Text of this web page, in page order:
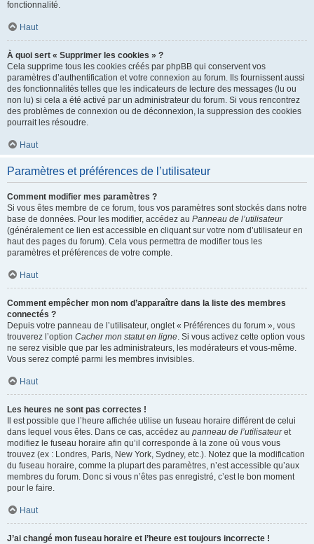
fonctionnalité.
Haut
À quoi sert « Supprimer les cookies » ?
Cela supprime tous les cookies créés par phpBB qui conservent vos
paramètres d’authentification et votre connexion au forum. Ils fournissent aussi
des fonctionnalités telles que les indicateurs de lecture des messages (lu ou
non lu) si cela a été activé par un administrateur du forum. Si vous rencontrez
des problèmes de connexion ou de déconnexion, la suppression des cookies
pourrait les résoudre.
Haut
Paramètres et préférences de l’utilisateur
Comment modifier mes paramètres ?
Si vous êtes membre de ce forum, tous vos paramètres sont stockés dans notre
base de données. Pour les modifier, accédez au Panneau de l’utilisateur
(généralement ce lien est accessible en cliquant sur votre nom d’utilisateur en
haut des pages du forum). Cela vous permettra de modifier tous les
paramètres et préférences de votre compte.
Haut
Comment empêcher mon nom d’apparaître dans la liste des membres
connectés ?
Depuis votre panneau de l’utilisateur, onglet « Préférences du forum », vous
trouverez l’option Cacher mon statut en ligne. Si vous activez cette option vous
ne serez visible que par les administrateurs, les modérateurs et vous-même.
Vous serez compté parmi les membres invisibles.
Haut
Les heures ne sont pas correctes !
Il est possible que l’heure affichée utilise un fuseau horaire différent de celui
dans lequel vous êtes. Dans ce cas, accédez au panneau de l’utilisateuret
modifiez le fuseau horaire afin qu’il corresponde à la zone où vous vous
trouvez (ex : Londres, Paris, New York, Sydney, etc.). Notez que la modification
du fuseau horaire, comme la plupart des paramètres, n’est accessible qu’aux
membres du forum. Donc si vous n’êtes pas enregistré, c’est le bon moment
pour le faire.
Haut
J’ai changé mon fuseau horaire et l’heure est toujours incorrecte !